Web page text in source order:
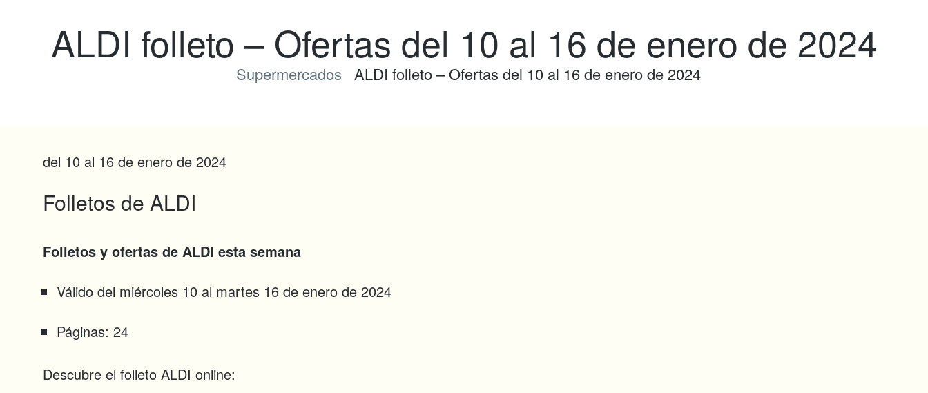
ALDI folleto – Ofertas del 10 al 16 de enero de 2024
Supermercados ALDI folleto – Ofertas del 10 al 16 de enero de 2024
del 10 al 16 de enero de 2024
Folletos de ALDI
Folletos y ofertas de ALDI esta semana
Válido del miércoles 10 al martes 16 de enero de 2024
Páginas: 24
Descubre el folleto ALDI online: